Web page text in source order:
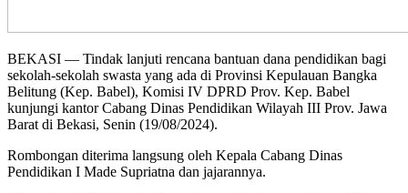
BEKASI — Tindak lanjuti rencana bantuan dana pendidikan bagi
sekolah-sekolah swasta yang ada di Provinsi Kepulauan Bangka
Belitung (Kep. Babel), Komisi IV DPRD Prov. Kep. Babel
kunjungi kantor Cabang Dinas Pendidikan Wilayah III Prov. Jawa
Barat di Bekasi, Senin (19/08/2024).
Rombongan diterima langsung oleh Kepala Cabang Dinas
Pendidikan I Made Supriatna dan jajarannya.